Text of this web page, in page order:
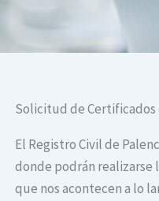
Solicitud de Certificados
El Registro Civil de
donde podrán realizarse
que nos acontecen a lo